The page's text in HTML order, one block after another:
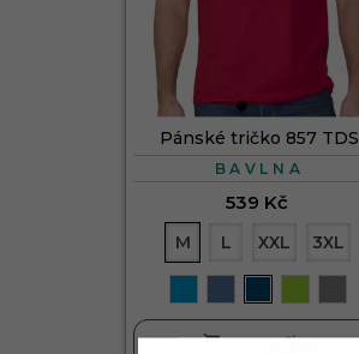
Pánské tričko 857 TDS
BAVLNA
539 Kč
M L XXL 3XL
 DO KOŠÍKU